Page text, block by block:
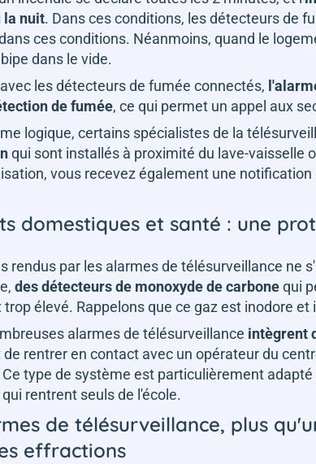
la nuit. Dans ces conditions, les détecteurs de
ces conditions. Néanmoins, quand le
dans le vide.
les détecteurs de fumée connectés,
de fumée, ce qui permet un appel aux
logique, certains spécialistes de la
qui sont installés à proximité du lave-vaisselle
vous recevez également une
domestiques et santé : une
rendus par les alarmes de télésurveillance ne
des détecteurs de monoxyde de carbonequi
trop élevé. Rappelons que ce gaz est inodore
alarmes de télésurveillance intègrent
rentrer en contact avec un opérateur du
type de système est particulièrement
rentrent seuls de l'école.
de télésurveillance, plus
effractions